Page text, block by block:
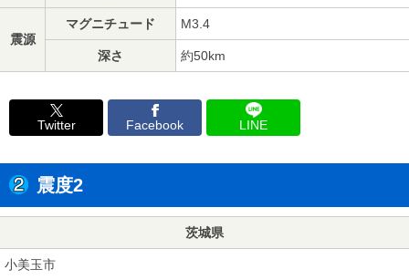
震源
マグニチュード M3.4
深さ 約50km
Twitter Facebook LINE
震度2
茨城県
小美玉市